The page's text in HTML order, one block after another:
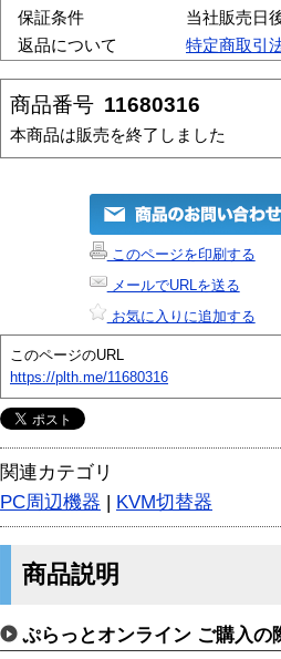
保証条件
当社販売日
返品について
特定商取引
商品番号 11680316
本商品は販売を終了しました
このページを印刷する
メールでURLを送る
お気に入りに追加する
このページのURL
https://plth.me/11680316
関連カテゴリ
PC周辺機器 | KVM切替器
商品説明
ぷらっとオンライン ご購入の